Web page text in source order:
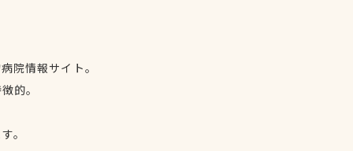
院情報サイト。
的。
。